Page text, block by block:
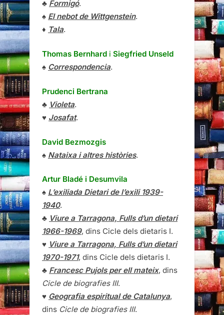
♣ Formigó.
♠ El nebot de Wittgenstein.
♦ Tala.
Thomas Bernhard i Siegfried Unseld
♠ Correspondencia.
Prudenci Bertrana
♣ Violeta.
♥ Josafat.
David Bezmozgis
♠ Nataixa i altres històries.
Artur Bladé i Desumvila
♠ L’exiliada Dietari de l’exili 1939-
1940.
♣ Viure a Tarragona, Fulls d’un dietari
1966-1969, dins Cicle dels dietaris I.
♥ Viure a Tarragona, Fulls d’un dietari
1970-1971, dins Cicle dels dietaris I.
♣ Francesc Pujols per ell mateix, dins
Cicle de biografies III.
♥ Geografia espiritual de Catalunya,
dins Cicle de biografies III.